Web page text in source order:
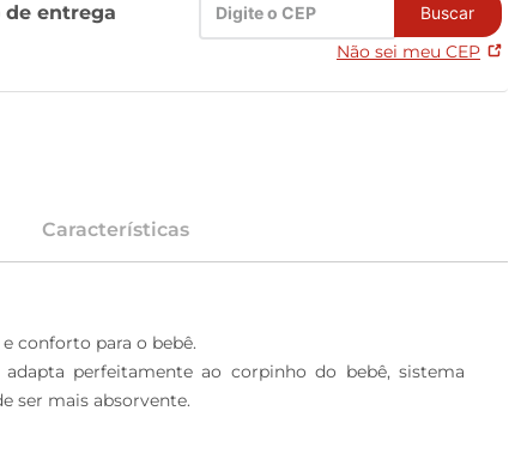
de entrega Buscar
Não sei meu CEP
Características
conforto para o bebê.
perfeitamente ao corpinho do bebê, sistema
ser mais absorvente.